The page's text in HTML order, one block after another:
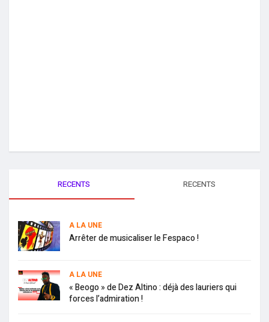
RECENTS RECENTS
A LA UNE
Arrêter de musicaliser le Fespaco !
A LA UNE
« Beogo » de Dez Altino : déjà des lauriers qui
forces l’admiration !